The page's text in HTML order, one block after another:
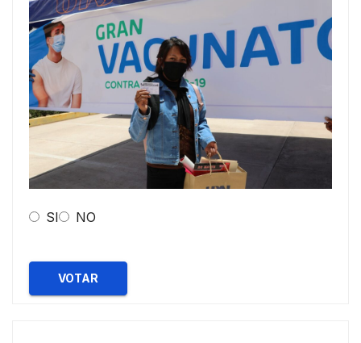
SI NO
VOTAR